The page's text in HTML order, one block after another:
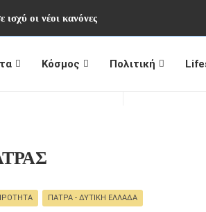
οι νέοι κανόνες
Κόσμος Πολιτική
ΠΆΤΡΑ - ΔΥΤΙΚΉ ΕΛΛΆΔΑ